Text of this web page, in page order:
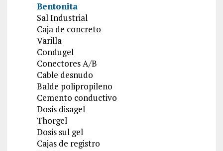
Bentonita
Sal Industrial
Caja de concreto
Varilla
Condugel
Conectores A/B
Cable desnudo
Balde polipropileno
Cemento conductivo
Dosis disagel
Thorgel
Dosis sul gel
Cajas de registro